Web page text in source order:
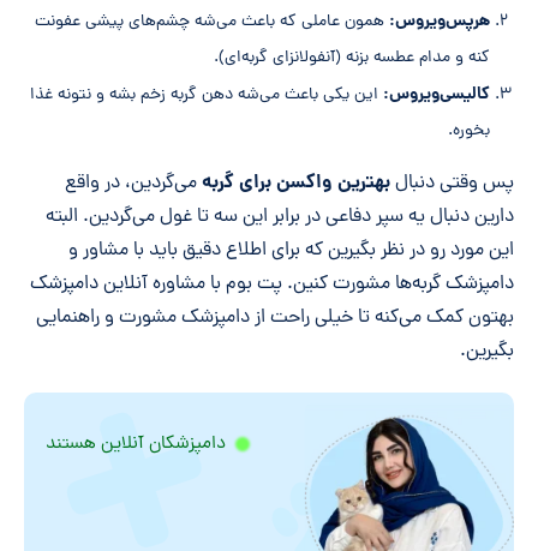
هرپس‌ویروس: همون عاملی که باعث می‌شه چشم‌های پیشی عفونت
کنه و مدام عطسه بزنه (آنفولانزای گربه‌ای).
کالیسی‌ویروس: این یکی باعث می‌شه دهن گربه زخم بشه و نتونه غذا
بخوره.
پس وقتی دنبالبهترین واکسن برای گربهمی‌گردین، در واقع
دارین دنبال یه سپر دفاعی در برابر این سه تا غول می‌گردین. البته
این مورد رو در نظر بگیرین که برای اطلاع دقیق باید با مشاور و
دامپزشک گربه‌ها مشورت کنین. پت بوم با مشاوره آنلاین دامپزشک
بهتون کمک می‌کنه تا خیلی راحت از دامپزشک مشورت و راهنمایی
بگیرین.
دامپزشکان آنلاین هستند